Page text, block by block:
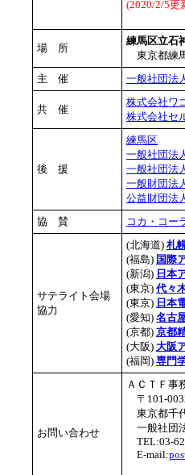
(2020/2/5更
場 所
練馬区立石
東京都練
主 催
一般社団法
共 催
株式会社ワ
株式会社セ
後 援
練馬区
一般社団法
一般社団法
一般財団法
公益財団法
協 賛
コカ・コー
サテライト会場
協力
(北海道) 札
(福島) 国際
(新潟) 日本
(東京) 代々
(東京) 日本
(愛知) 名古
(京都) 京都
(大阪) 大阪
(福岡) 専門
お問い合わせ
ＡＣＴＦ事
〒101-
東京都千
一般社団
TEL:03-
E-mail: